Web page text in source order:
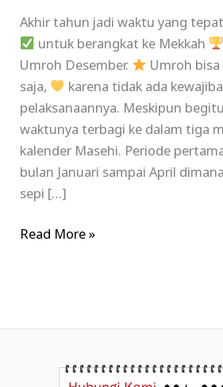
Akhir tahun jadi waktu yang tepat
untuk berangkat ke Mekkah
Umroh Desember.
Umroh
saja,
karena tidak ada
pelaksanaannya. Meskipun
waktunya terbagi ke dalam tiga
kalender Masehi. Periode
bulan Januari sampai April
sepi […]
Read More »